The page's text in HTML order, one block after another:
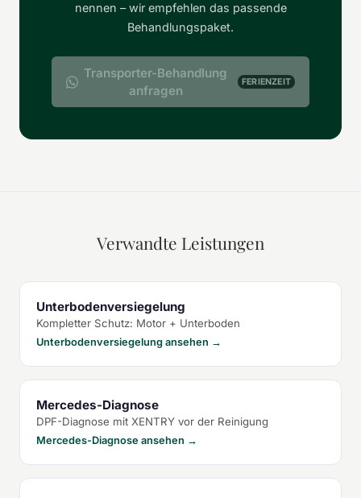
nennen – wir empfehlen das passende
Behandlungspaket.
Transporter-Behandlung
anfragen
FERIENZEIT
Verwandte Leistungen
Unterbodenversiegelung
Kompletter Schutz: Motor + Unterboden
Unterbodenversiegelung ansehen →
Mercedes-Diagnose
DPF-Diagnose mit XENTRY vor der Reinigung
Mercedes-Diagnose ansehen →